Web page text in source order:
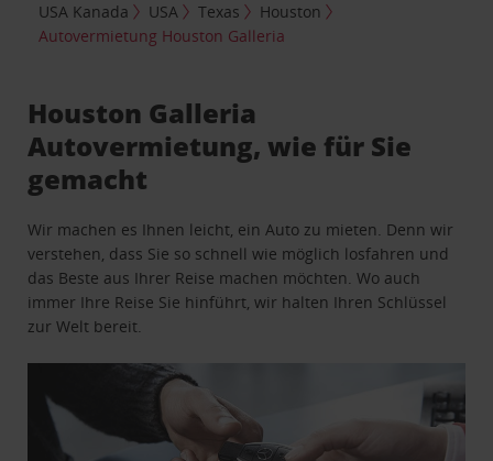
USA Kanada
USA Texas
Houston
Autovermietung Houston Galleria
Houston Galleria
Autovermietung, wie für Sie
gemacht
Wir machen es Ihnen leicht, ein Auto zu mieten. Denn wir
verstehen, dass Sie so schnell wie möglich losfahren und
das Beste aus Ihrer Reise machen möchten. Wo auch
immer Ihre Reise Sie hinführt, wir halten Ihren Schlüssel
zur Welt bereit.